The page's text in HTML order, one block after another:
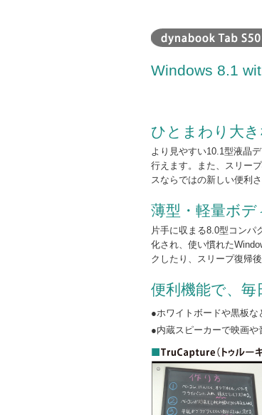
Windows 8.1
ひとまわり大
より見やすい10.1型液晶
行えます。また、スリー
スならではの新しい便利
薄型・軽量ボ
片手に収まる8.0型コンパ
化され、使い慣れた
クしたり、スリープ復帰
便利機能で、毎
●ホワイトボードや黒板な
●内蔵スピーカーで映画